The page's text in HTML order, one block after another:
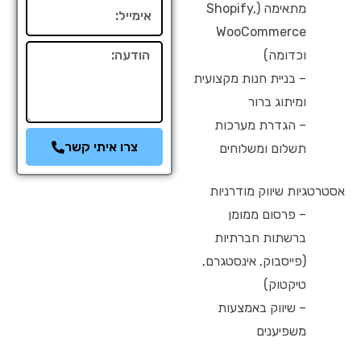
מתאימה (Shopify,
WooCommerce
וכדומה)
– בניית חנות מקצועית
ומיתוג ברור
– הגדרת מערכות
תשלום ומשלוחים
אסטרטגיות שיווק מודרניות
– פרסום ממומן
ברשתות חברתיות
(פייסבוק, אינסטגרם,
טיקטוק)
– שיווק באמצעות
משפיענים
הודעה
צרו איתי קשר